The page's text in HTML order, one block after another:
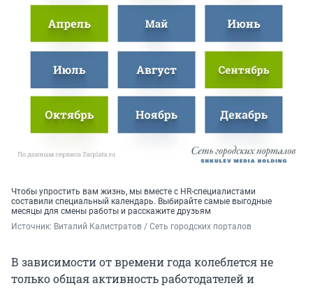
Чтобы упростить вам жизнь, мы вместе с HR-специалистами
составили специальный календарь. Выбирайте самые выгодные
месяцы для смены работы и расскажите друзьям
Источник: Виталий Калистратов / Сеть городских порталов
В зависимости от времени года колеблется не
только общая активность работодателей и